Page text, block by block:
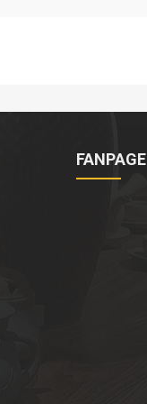
FANPAGE